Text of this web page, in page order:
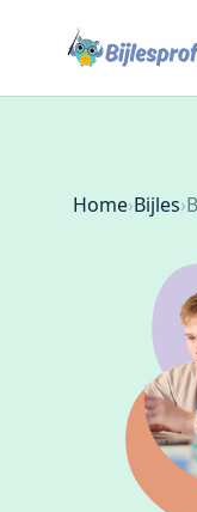
Home›Bijles›